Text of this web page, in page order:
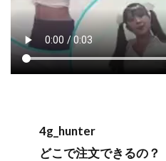
4g_hunter
どこで注文できるの？